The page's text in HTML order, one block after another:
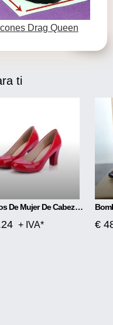
Drag Queen
ti
Zapatos De Mujer De Cabeza Redonda De Tacón Alto De Moda
+ IVA* €